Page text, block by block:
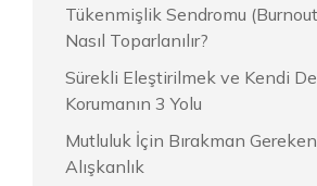
Tükenmişlik Sendromu
Nasıl Toparlanılır?
Sürekli Eleştirilmek ve Kendi
Korumanın 3 Yolu
Mutluluk İçin Bırakman
Alışkanlık